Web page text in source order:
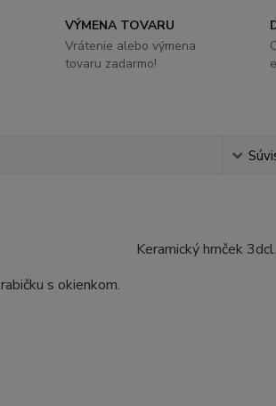
VÝMENA TOVARU
Vrátenie alebo výmena
tovaru zadarmo!
Keramický hrnček 3dcl.
s okienkom.